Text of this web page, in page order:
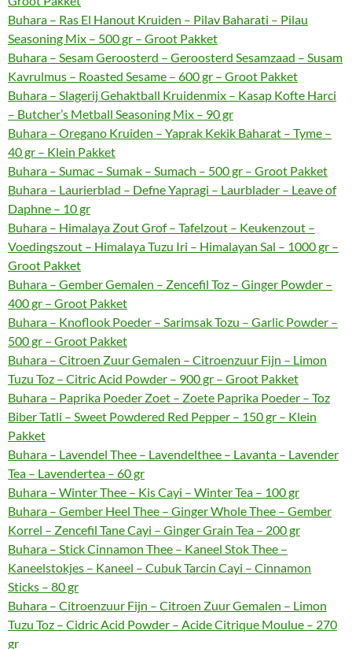
Buhara – Ras El Hanout Kruiden – Pilav Baharati – Pilau
Seasoning Mix – 500 gr – Groot Pakket
Buhara – Sesam Geroosterd – Geroosterd Sesamzaad – Susam
Kavrulmus – Roasted Sesame – 600 gr – Groot Pakket
Buhara – Slagerij Gehaktball Kruidenmix – Kasap Kofte Harci
– Butcher’s Metball Seasoning Mix – 90 gr
Buhara – Oregano Kruiden – Yaprak Kekik Baharat – Tyme –
40 gr – Klein Pakket
Buhara – Sumac – Sumak – Sumach – 500 gr – Groot Pakket
Buhara – Laurierblad – Defne Yapragi – Laurblader – Leave of
Daphne – 10 gr
Buhara – Himalaya Zout Grof – Tafelzout – Keukenzout –
Voedingszout – Himalaya Tuzu Iri – Himalayan Sal – 1000 gr –
Groot Pakket
Buhara – Gember Gemalen – Zencefil Toz – Ginger Powder –
400 gr – Groot Pakket
Buhara – Knoflook Poeder – Sarimsak Tozu – Garlic Powder –
500 gr – Groot Pakket
Buhara – Citroen Zuur Gemalen – Citroenzuur Fijn – Limon
Tuzu Toz – Citric Acid Powder – 900 gr – Groot Pakket
Buhara – Paprika Poeder Zoet – Zoete Paprika Poeder – Toz
Biber Tatli – Sweet Powdered Red Pepper – 150 gr – Klein
Pakket
Buhara – Lavendel Thee – Lavendelthee – Lavanta – Lavender
Tea – Lavendertea – 60 gr
Buhara – Winter Thee – Kis Cayi – Winter Tea – 100 gr
Buhara – Gember Heel Thee – Ginger Whole Thee – Gember
Korrel – Zencefil Tane Cayi – Ginger Grain Tea – 200 gr
Buhara – Stick Cinnamon Thee – Kaneel Stok Thee –
Kaneelstokjes – Kaneel – Cubuk Tarcin Cayi – Cinnamon
Sticks – 80 gr
Buhara – Citroenzuur Fijn – Citroen Zuur Gemalen – Limon
Tuzu Toz – Cidric Acid Powder – Acide Citrique Moulue – 270
gr